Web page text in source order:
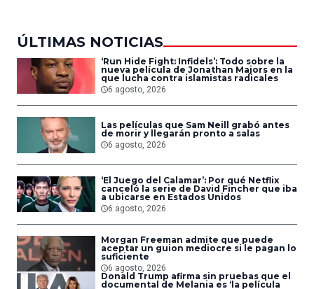
ÚLTIMAS NOTICIAS
‘Run Hide Fight: Infidels’: Todo sobre la
nueva película de Jonathan Majors en la
que lucha contra islamistas radicales
6 agosto, 2026
Las películas que Sam Neill grabó antes
de morir y llegarán pronto a salas
6 agosto, 2026
‘El Juego del Calamar’: Por qué Netflix
canceló la serie de David Fincher que iba
a ubicarse en Estados Unidos
6 agosto, 2026
Morgan Freeman admite que puede
aceptar un guion mediocre si le pagan lo
suficiente
6 agosto, 2026
Donald Trump afirma sin pruebas que el
documental de Melania es ‘la película